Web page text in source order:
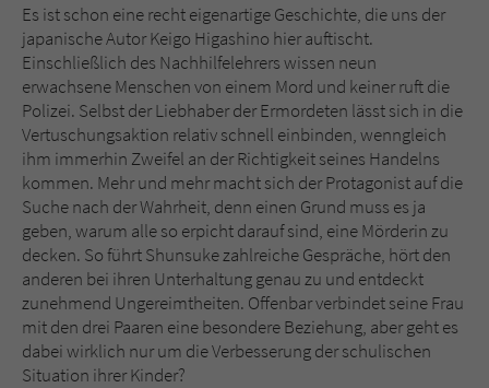
Es ist schon eine recht eigenartige Geschichte, die uns der
japanische Autor Keigo Higashino hier auftischt.
Einschließlich des Nachhilfelehrers wissen neun
erwachsene Menschen von einem Mord und keiner ruft die
Polizei. Selbst der Liebhaber der Ermordeten lässt sich in die
Vertuschungsaktion relativ schnell einbinden, wenngleich
ihm immerhin Zweifel an der Richtigkeit seines Handelns
kommen. Mehr und mehr macht sich der Protagonist auf die
Suche nach der Wahrheit, denn einen Grund muss es ja
geben, warum alle so erpicht darauf sind, eine Mörderin zu
decken. So führt Shunsuke zahlreiche Gespräche, hört den
anderen bei ihren Unterhaltung genau zu und entdeckt
zunehmend Ungereimtheiten. Offenbar verbindet seine Frau
mit den drei Paaren eine besondere Beziehung, aber geht es
dabei wirklich nur um die Verbesserung der schulischen
Situation ihrer Kinder?